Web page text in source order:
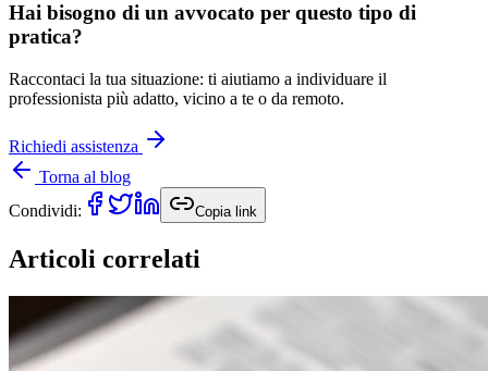
Hai bisogno di un avvocato per questo tipo di
pratica?
Raccontaci la tua situazione: ti aiutiamo a individuare il
professionista più adatto, vicino a te o da remoto.
Richiedi assistenza
Torna al blog
Condividi:
Copia link
Articoli correlati